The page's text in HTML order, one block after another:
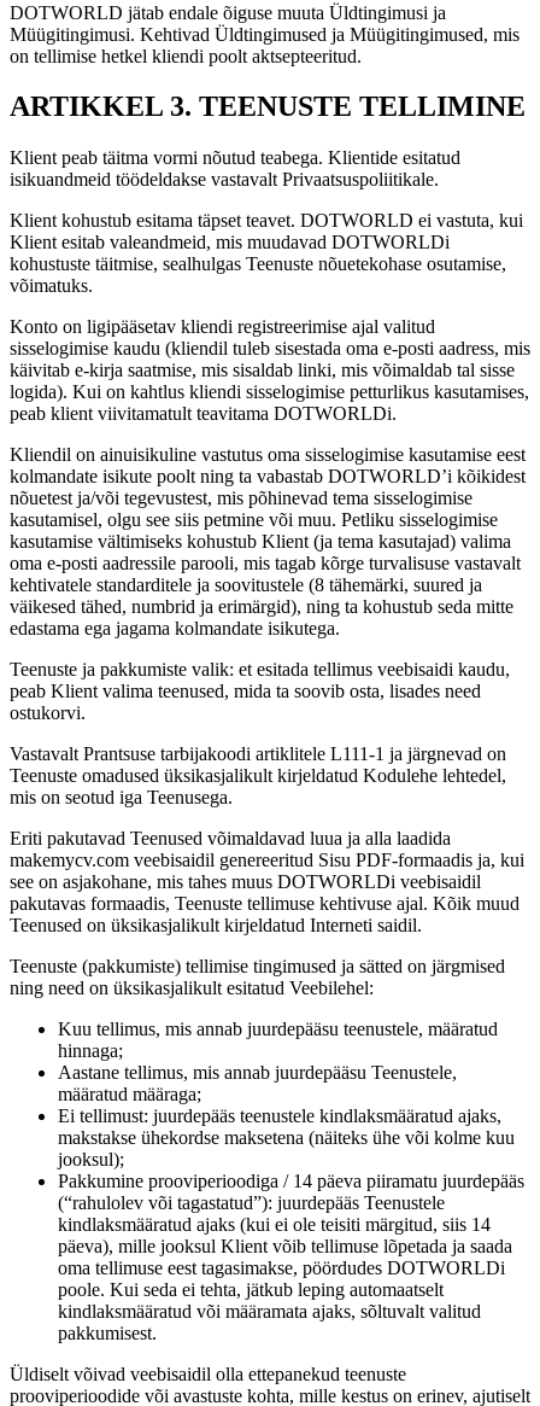
DOTWORLD jätab endale õiguse muuta Üldtingimusi ja
Müügitingimusi. Kehtivad Üldtingimused ja Müügitingimused, mis
on tellimise hetkel kliendi poolt aktsepteeritud.
ARTIKKEL 3. TEENUSTE TELLIMINE
Klient peab täitma vormi nõutud teabega. Klientide esitatud
isikuandmeid töödeldakse vastavalt Privaatsuspoliitikale.
Klient kohustub esitama täpset teavet. DOTWORLD ei vastuta, kui
Klient esitab valeandmeid, mis muudavad DOTWORLDi
kohustuste täitmise, sealhulgas Teenuste nõuetekohase osutamise,
võimatuks.
Konto on ligipääsetav kliendi registreerimise ajal valitud
sisselogimise kaudu (kliendil tuleb sisestada oma e-posti aadress, mis
käivitab e-kirja saatmise, mis sisaldab linki, mis võimaldab tal sisse
logida). Kui on kahtlus kliendi sisselogimise petturlikus kasutamises,
peab klient viivitamatult teavitama DOTWORLDi.
Kliendil on ainuisikuline vastutus oma sisselogimise kasutamise eest
kolmandate isikute poolt ning ta vabastab DOTWORLD’i kõikidest
nõuetest ja/või tegevustest, mis põhinevad tema sisselogimise
kasutamisel, olgu see siis petmine või muu. Petliku sisselogimise
kasutamise vältimiseks kohustub Klient (ja tema kasutajad) valima
oma e-posti aadressile parooli, mis tagab kõrge turvalisuse vastavalt
kehtivatele standarditele ja soovitustele (8 tähemärki, suured ja
väikesed tähed, numbrid ja erimärgid), ning ta kohustub seda mitte
edastama ega jagama kolmandate isikutega.
Teenuste ja pakkumiste valik: et esitada tellimus veebisaidi kaudu,
peab Klient valima teenused, mida ta soovib osta, lisades need
ostukorvi.
Vastavalt Prantsuse tarbijakoodi artiklitele L111-1 ja järgnevad on
Teenuste omadused üksikasjalikult kirjeldatud Kodulehe lehtedel,
mis on seotud iga Teenusega.
Eriti pakutavad Teenused võimaldavad luua ja alla laadida
makemycv.com veebisaidil genereeritud Sisu PDF-formaadis ja, kui
see on asjakohane, mis tahes muus DOTWORLDi veebisaidil
pakutavas formaadis, Teenuste tellimuse kehtivuse ajal. Kõik muud
Teenused on üksikasjalikult kirjeldatud Interneti saidil.
Teenuste (pakkumiste) tellimise tingimused ja sätted on järgmised
ning need on üksikasjalikult esitatud Veebilehel:
Kuu tellimus, mis annab juurdepääsu teenustele, määratud
hinnaga;
Aastane tellimus, mis annab juurdepääsu Teenustele,
määratud määraga;
Ei tellimust: juurdepääs teenustele kindlaksmääratud ajaks,
makstakse ühekordse maksetena (näiteks ühe või kolme kuu
jooksul);
Pakkumine prooviperioodiga / 14 päeva piiramatu juurdepääs
(“rahulolev või tagastatud”): juurdepääs Teenustele
kindlaksmääratud ajaks (kui ei ole teisiti märgitud, siis 14
päeva), mille jooksul Klient võib tellimuse lõpetada ja saada
oma tellimuse eest tagasimakse, pöördudes DOTWORLDi
poole. Kui seda ei tehta, jätkub leping automaatselt
kindlaksmääratud või määramata ajaks, sõltuvalt valitud
pakkumisest.
Üldiselt võivad veebisaidil olla ettepanekud teenuste
prooviperioodide või avastuste kohta, mille kestus on erinev, ajutiselt